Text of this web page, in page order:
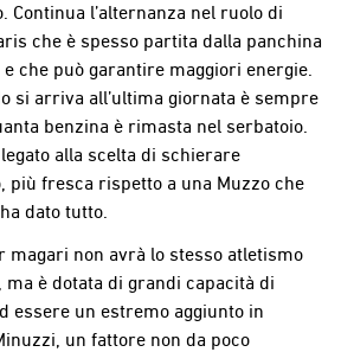
Continua l’alternanza nel ruolo di
che è spesso partita dalla panchina
che può garantire maggiori energie.
si arriva all’ultima giornata è sempre
benzina è rimasta nel serbatoio.
alla scelta di schierare
più fresca rispetto a una Muzzo che
dato tutto.
magari non avrà lo stesso atletismo
è dotata di grandi capacità di
essere un estremo aggiunto in
un fattore non da poco